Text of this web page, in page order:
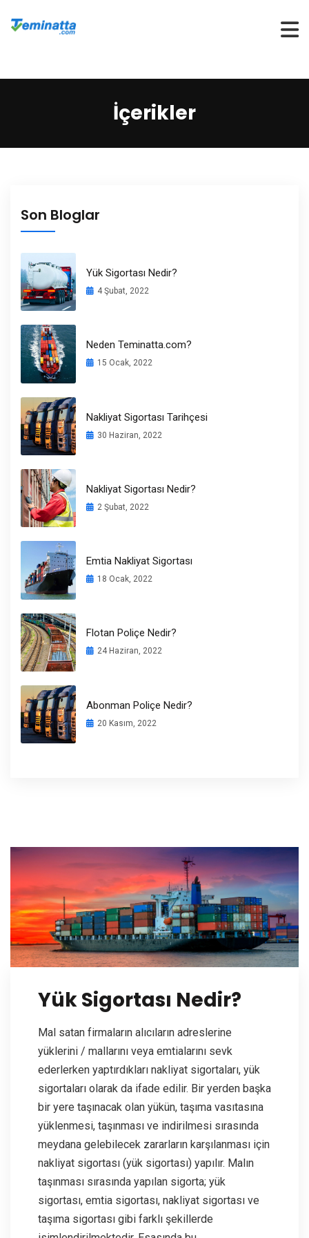
Teklif Al
İçerikler
Yük Sigortası Nedir?
Mal satan firmaların alıcıların adreslerine
yüklerini / mallarını veya emtialarını sevk
ederlerken yaptırdıkları nakliyat sigortaları, yük
sigortaları olarak da ifade edilir. Bir yerden başka
bir yere taşınacak olan yükün, taşıma vasıtasına
yüklenmesi, taşınması ve indirilmesi sırasında
meydana gelebilecek zararların karşılanması için
nakliyat sigortası (yük sigortası) yapılır. Malın
taşınması sırasında yapılan sigorta; yük
sigortası, emtia sigortası, nakliyat sigortası ve
taşıma sigortası gibi farklı şekillerde
Son Bloglar
Yük Sigortası Nedir?
4 Şubat, 2022
Neden Teminatta.com?
15 Ocak, 2022
Nakliyat Sigortası Tarihçesi
30 Haziran, 2022
Nakliyat Sigortası Nedir?
2 Şubat, 2022
Emtia Nakliyat Sigortası
18 Ocak, 2022
Flotan Poliçe Nedir?
24 Haziran, 2022
Abonman Poliçe Nedir?
20 Kasım, 2022